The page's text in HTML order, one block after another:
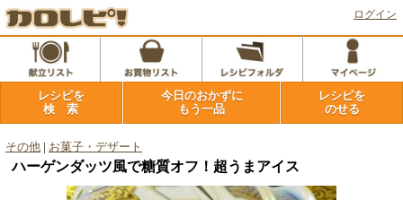
ログイン
レシピを
検 索
今日のおかずに
もう一品
レシピを
のせる
その他 お菓子・デザート
ハーゲンダッツ風で糖質オフ！超うまアイス